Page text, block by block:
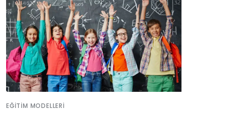
EĞITIM MODELLERI